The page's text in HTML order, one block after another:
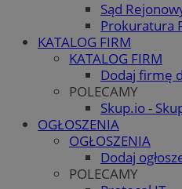
Sąd
Prokuratura
KATALOG FIRM
KATALOG FIRM
Dodaj firmę
POLECAMY
Skup.io -
OGŁOSZENIA
OGŁOSZENIA
Dodaj
POLECAMY